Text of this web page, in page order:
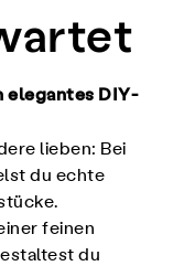
elegantes DIY-
lieben: Bei
du echte
feinen
du